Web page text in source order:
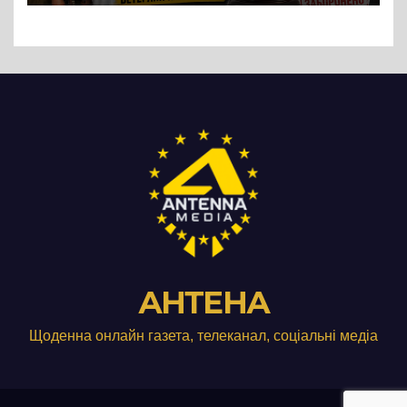
Три», що займається
АНТЕНА
Щоденна онлайн газета, телеканал, соціальні медіа